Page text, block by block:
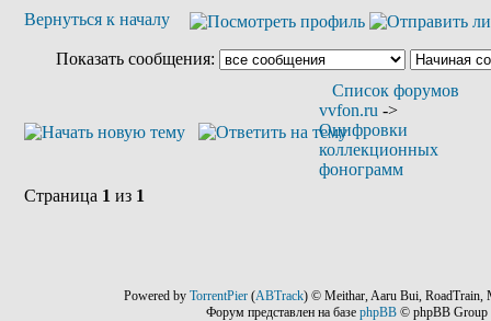
Вернуться к началу
Показать сообщения:
Список форумов
vvfon.ru ->
Оцифровки
коллекционных
фонограмм
Страница 1 из 1
Powered by TorrentPier(ABTrack) © Meithar, Aaru Bui, RoadTrain,
Форум представлен на базе phpBB © phpBB Group